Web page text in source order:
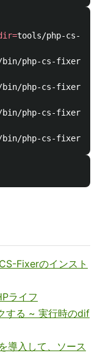
=
bin/php-cs-fixer
bin/php-cs-fixer
bin/php-cs-fixer
bin/php-cs-fixer
Fixerのインスト
ライフ
する ~ 実行時のdif
導入して、ソース